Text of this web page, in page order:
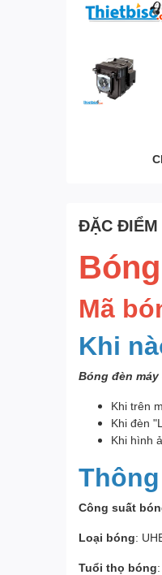
ĐẶC ĐIỂM
Mã
Khi
Bóng đèn máy
Khi trên
Khi đèn
Khi hình
Công suất
Loại bóng:
Tuổi thọ bóng